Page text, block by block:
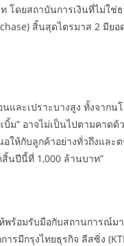
โดยสถาบันการเงินที่ไม่ใ
สิ้นสุดไตรมาส 2 มี
ละเปราะบางสูง ทั้งจา
” อาจไม่เป็นไปตามคาด
กับลูกค้าอย่างทั่วถึงและ
สิ้นปีนี้ที่ 1,000 ล้านบาท”
ร้อมรับมือกับสถานการณ์
กรุงไทยธุรกิจ ลีสซิ่ง